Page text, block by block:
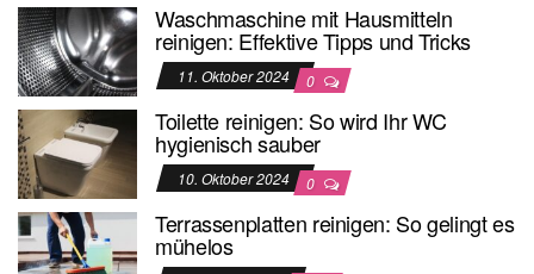
Waschmaschine mit Hausmitteln
reinigen: Effektive Tipps und Tricks
11. Oktober 2024 0
Toilette reinigen: So wird Ihr WC
hygienisch sauber
10. Oktober 2024 0
Terrassenplatten reinigen: So gelingt es
mühelos